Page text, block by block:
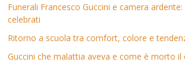
Funerali Francesco Guccini e camera
celebrati
Ritorno a scuola tra comfort, colore e
Guccini che malattia aveva e come è morto il